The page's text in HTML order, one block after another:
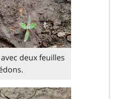
deux feuilles